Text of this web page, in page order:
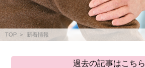
TOP 新着情報
過去の記事はこちら